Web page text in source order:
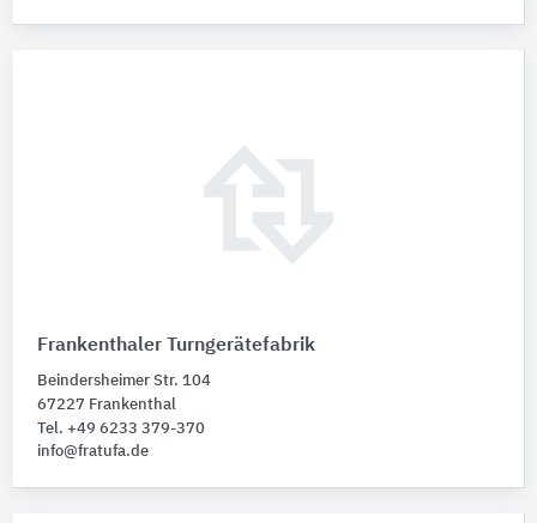
Frankenthaler Turngerätefabrik
Beindersheimer Str. 104
67227 Frankenthal
Tel. +49 6233 379-370
info@fratufa.de